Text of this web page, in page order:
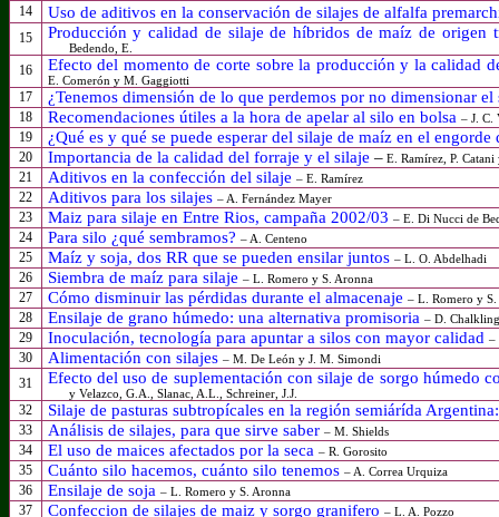
14 Uso de aditivos en la conservación de silajes de alfalfa
15 Producción y calidad de silaje de híbridos de maíz de origen
Bedendo, E.
16 Efecto del momento de corte sobre la producción y la calidad
E. Comerón y M. Gaggiotti
17 ¿Tenemos dimensión de lo que perdemos por no dimensionar
18 Recomendaciones útiles a la hora de apelar al silo en bolsa – J. C.
19 ¿Qué es y qué se puede esperar del silaje de maíz en el
20 Importancia de la calidad del forraje y el silaje –E. Ramírez, P. Catani
21 Aditivos en la confección del silaje – E. Ramírez
22 Aditivos para los silajes – A. Fernández Mayer
23 Maiz para silaje en Entre Rios, campaña 2002/03 – E. Di Nucci de
24 Para silo ¿qué sembramos? – A. Centeno
25 Maíz y soja, dos RR que se pueden ensilar juntos – L. O. Abdelhadi
26 Siembra de maíz para silaje – L. Romero y S. Aronna
27 Cómo disminuir las pérdidas durante el almacenaje – L. Romero y S.
28 Ensilaje de grano húmedo: una alternativa promisoria – D.
29 Inoculación, tecnología para apuntar a silos con mayor calidad –
30 Alimentación con silajes – M. De León y J. M. Simondi
31 Efecto del uso de suplementación con silaje de sorgo húmedo
y Velazco, G.A., Slanac, A.L., Schreiner, J.J.
32 Silaje de pasturas subtropícales en la región semiárída
33 Análisis de silajes, para que sirve saber – M. Shields
34 El uso de maices afectados por la seca – R. Gorosito
35 Cuánto silo hacemos, cuánto silo tenemos – A. Correa Urquiza
36 Ensilaje de soja – L. Romero y S. Aronna
37 Confeccion de silajes de maiz y sorgo granifero – L. A. Pozzo